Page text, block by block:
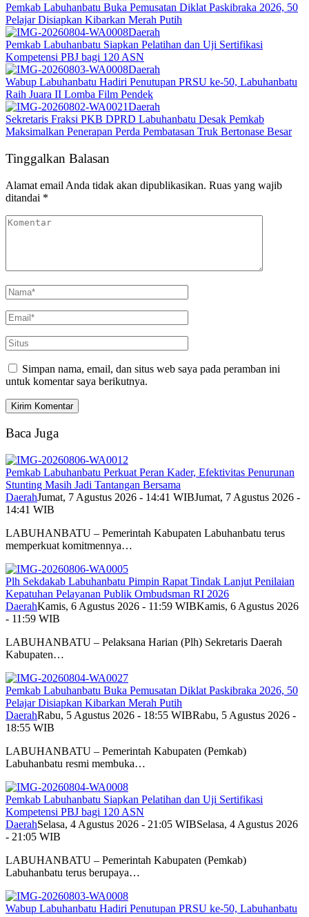
Pemkab Labuhanbatu Buka Pemusatan Diklat Paskibraka 2026, 50
Pelajar Disiapkan Kibarkan Merah Putih
Daerah
Pemkab Labuhanbatu Siapkan Pelatihan dan Uji Sertifikasi
Kompetensi PBJ bagi 120 ASN
Daerah
Wabup Labuhanbatu Hadiri Penutupan PRSU ke-50, Labuhanbatu
Raih Juara II Lomba Film Pendek
Daerah
Sekretaris Fraksi PKB DPRD Labuhanbatu Desak Pemkab
Maksimalkan Penerapan Perda Pembatasan Truk Bertonase Besar
Tinggalkan Balasan
Alamat email Anda tidak akan dipublikasikan. Ruas yang wajib
ditandai *
Simpan nama, email, dan situs web saya pada peramban ini
untuk komentar saya berikutnya.
Baca Juga
Pemkab Labuhanbatu Perkuat Peran Kader, Efektivitas Penurunan
Stunting Masih Jadi Tantangan Bersama
DaerahJumat, 7 Agustus 2026 - 14:41 WIBJumat, 7 Agustus 2026 -
14:41 WIB
LABUHANBATU – Pemerintah Kabupaten Labuhanbatu terus
memperkuat komitmennya…
Plh Sekdakab Labuhanbatu Pimpin Rapat Tindak Lanjut Penilaian
Kepatuhan Pelayanan Publik Ombudsman RI 2026
DaerahKamis, 6 Agustus 2026 - 11:59 WIBKamis, 6 Agustus 2026
- 11:59 WIB
LABUHANBATU – Pelaksana Harian (Plh) Sekretaris Daerah
Kabupaten…
Pemkab Labuhanbatu Buka Pemusatan Diklat Paskibraka 2026, 50
Pelajar Disiapkan Kibarkan Merah Putih
DaerahRabu, 5 Agustus 2026 - 18:55 WIBRabu, 5 Agustus 2026 -
18:55 WIB
LABUHANBATU – Pemerintah Kabupaten (Pemkab)
Labuhanbatu resmi membuka…
Pemkab Labuhanbatu Siapkan Pelatihan dan Uji Sertifikasi
Kompetensi PBJ bagi 120 ASN
DaerahSelasa, 4 Agustus 2026 - 21:05 WIBSelasa, 4 Agustus 2026
- 21:05 WIB
LABUHANBATU – Pemerintah Kabupaten (Pemkab)
Labuhanbatu terus berupaya…
Wabup Labuhanbatu Hadiri Penutupan PRSU ke-50, Labuhanbatu